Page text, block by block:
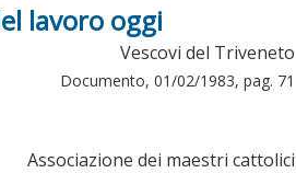
lavoro oggi
Vescovi del Triveneto
Documento, 01/02/1983, pag. 71
Associazione dei maestri cattolici